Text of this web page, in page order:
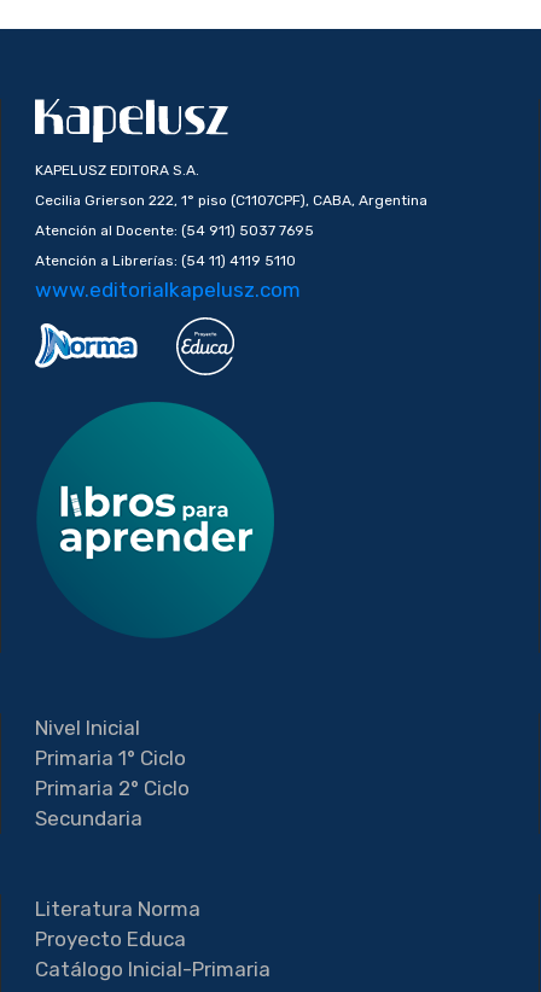
KAPELUSZ EDITORA S.A.
Cecilia Grierson 222, 1° piso (C1107CPF), CABA, Argentina
Atención al Docente: (54 911) 5037 7695
Atención a Librerías: (54 11) 4119 5110
www.editorialkapelusz.com
Nivel Inicial
Primaria 1° Ciclo
Primaria 2° Ciclo
Secundaria
Literatura Norma
Proyecto Educa
Catálogo Inicial-Primaria